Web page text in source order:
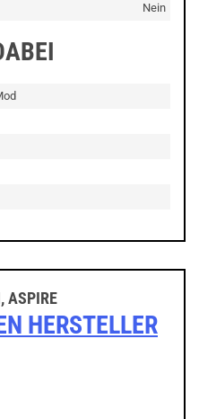
Nein
ASPIRE
HERSTELLER